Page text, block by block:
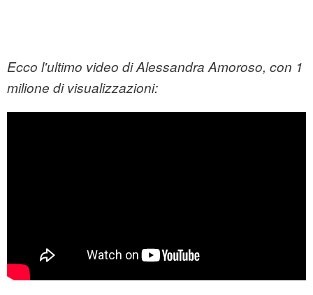
Ecco l'ultimo video di Alessandra Amoroso, con 1
milione di visualizzazioni: